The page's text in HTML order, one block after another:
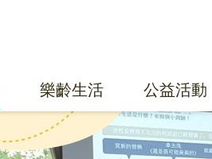
樂齡生活 公益活動